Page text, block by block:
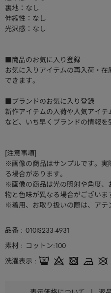
裏地：なし
伸縮性：なし
光沢感：なし
■商品のお気に入り登録
お気に入りアイテムの再入荷・
できます。
■ブランドのお気に入り登録
新作アイテムの入荷や人気アイ
など、いち早くブランドの情報を
[注意事項]
※画像の商品はサンプルです。実
る場合があります。
※画像の商品は光の照射や角度、
物と色味が異なる場合がございま
※着用、お取り扱いの際は、アテ
品番
010IS233-4931
素材
コットン:100
洗濯表示